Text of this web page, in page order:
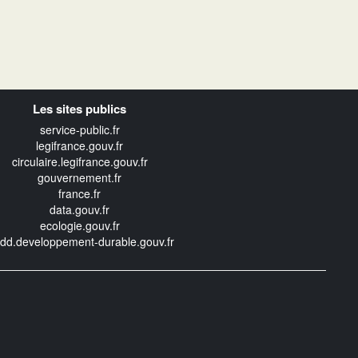
Les sites publics
service-public.fr
legifrance.gouv.fr
circulaire.legifrance.gouv.fr
gouvernement.fr
france.fr
data.gouv.fr
ecologie.gouv.fr
durable.gouv.fr